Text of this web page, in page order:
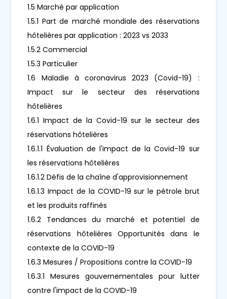
1.5 Marché par application
1.5.1 Part de marché mondiale des réservations
hôtelières par application : 2023 vs 2033
1.5.2 Commercial
1.5.3 Particulier
1.6 Maladie à coronavirus 2023 (Covid-19) :
Impact sur le secteur des réservations
hôtelières
1.6.1 Impact de la Covid-19 sur le secteur des
réservations hôtelières
1.6.1.1 Évaluation de l'impact de la Covid-19 sur
les réservations hôtelières
1.6.1.2 Défis de la chaîne d'approvisionnement
1.6.1.3 Impact de la COVID-19 sur le pétrole brut
et les produits raffinés
1.6.2 Tendances du marché et potentiel de
réservations hôtelières Opportunités dans le
contexte de la COVID-19
1.6.3 Mesures / Propositions contre la COVID-19
1.6.3.1 Mesures gouvernementales pour lutter
contre l'impact de la COVID-19